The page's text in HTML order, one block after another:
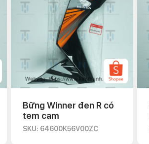
Bững Winner đen R có
tem cam
SKU: 64600K56V00ZC